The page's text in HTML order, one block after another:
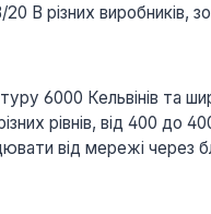
В різних виробників,
6000 Кельвінів та
рівнів, від 400
від мережі через